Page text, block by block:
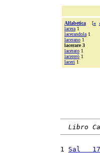
Alfabetica [«
lacera 1
lacerandola 1
lacerano 1
lacerare 3
lacerato 1
lacererò 1
laceri 1
Libro
1 Sal